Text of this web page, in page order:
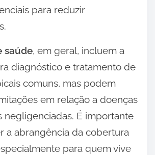
para reduzir
saúde, em geral, incluem a
diagnóstico e tratamento de
comuns, mas podem
em relação a doenças
negligenciadas. É importante
a abrangência da cobertura
para quem vive